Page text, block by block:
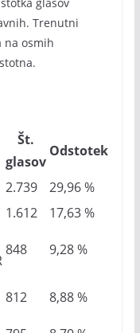
Trenutni
na osmih
Št.
glasov
Odstotek
2.739
29,96 %
1.612 17,63 %
848 9,28 %
812 8,88 %